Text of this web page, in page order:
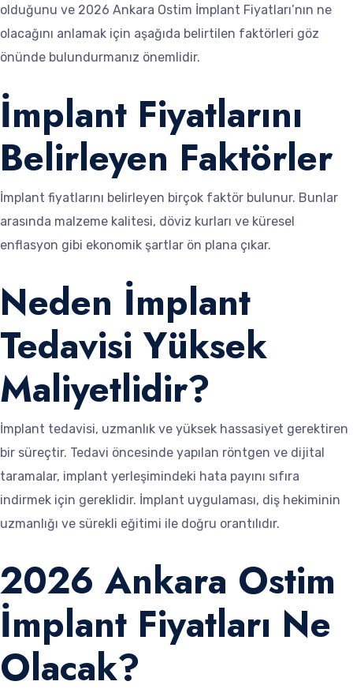
olduğunu ve 2026 Ankara Ostim İmplant Fiyatları’nın ne
olacağını anlamak için aşağıda belirtilen faktörleri göz
önünde bulundurmanız önemlidir.
İmplant Fiyatlarını
Belirleyen Faktörler
İmplant fiyatlarını belirleyen birçok faktör bulunur. Bunlar
arasında malzeme kalitesi, döviz kurları ve küresel
enflasyon gibi ekonomik şartlar ön plana çıkar.
Neden İmplant
Tedavisi Yüksek
Maliyetlidir?
İmplant tedavisi, uzmanlık ve yüksek hassasiyet gerektiren
bir süreçtir. Tedavi öncesinde yapılan röntgen ve dijital
taramalar, implant yerleşimindeki hata payını sıfıra
indirmek için gereklidir. İmplant uygulaması, diş hekiminin
uzmanlığı ve sürekli eğitimi ile doğru orantılıdır.
2026 Ankara Ostim
İmplant Fiyatları Ne
Olacak?